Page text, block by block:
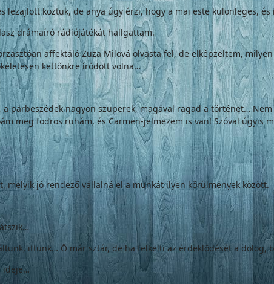
lezajlott köztük, de anya úgy érzi, hogy a mai este különleges,
drámaíró rádiójátékát hallgattam.
affektáló Zuza Milová olvasta fel, de elképzeltem,
kettőnkre íródott volna…
párbeszédek nagyon szuperek, magával ragad a történet…
meg fodros ruhám, és Carmen-jelmezem is van! Szóval úgyis
melyik jó rendező vállalná el a munkát ilyen körülmények között.
ittunk… Ő már sztár, de ha felkelti az érdeklődését a dolog,
ideje…